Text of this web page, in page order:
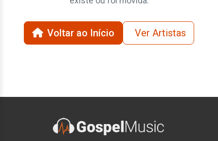
Voltar ao Início Ver Artistas